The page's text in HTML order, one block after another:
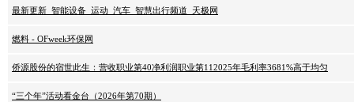
最新更新_智能设备_运动_汽车_智慧出行频道_天极网
燃料 - OFweek环保网
侨源股份的宿世此生：营收职业第40净利润职业第112025年毛利率3681%高于均匀
“三个年”活动看金台（2026年第70期）